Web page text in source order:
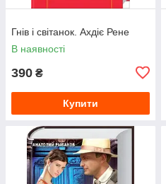
Гнів і світанок. Ахдіє Рене
В наявності
390 ₴
Купити